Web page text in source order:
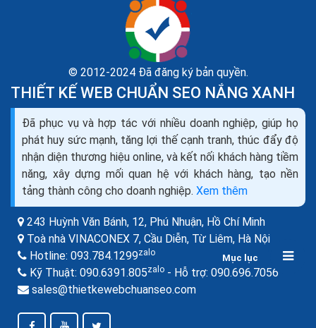
Mục lục
Trải qua hơn 10 năm hoạt động,Google với biết bao
nhiêu lần update để cải thiện bộ máy tìm kiếm được
tốt hơn. Hôm nay tôi sẽ thống kê lại các lần thay đổi
thuật toán chính của Google.
© 2012-2024 Đã đăng ký bản quyền.
THIẾT KẾ WEB CHUẨN SEO NẮNG XANH
Đã phục vụ và hợp tác với nhiều doanh nghiệp, giúp họ
phát huy sức mạnh, tăng lợi thế cạnh tranh, thúc đẩy độ
nhận diện thương hiệu online, và kết nối khách hàng tiềm
năng, xây dựng mối quan hệ với khách hàng, tạo nền
tảng thành công cho doanh nghiệp. Xem thêm
243 Huỳnh Văn Bánh, 12, Phú Nhuận, Hồ Chí Minh
Toà nhà VINACONEX 7, Cầu Diễn, Từ Liêm, Hà Nội
Hotline: 093.784.1299zalo
Kỹ Thuật: 090.6391.805zalo - Hỗ trợ: 090.696.7056
sales@thietkewebchuanseo.com